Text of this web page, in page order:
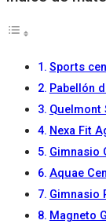
Sports
Pabellón
Quelmont
Nexa Fit
Gimnasio
Aquae
Gimnasio
Magneto